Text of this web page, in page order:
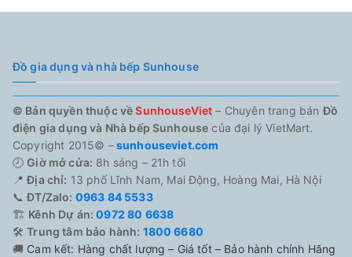
Đồ gia dụng và nhà bếp Sunhouse
© Bản quyền thuộc vềSunhouseViet – Chuyên trang bánĐồ
điện gia dụng và Nhà bếp Sunhouse của đại lý VietMart.
Copyright 2015© –sunhouseviet.com
🕗Giờ mở cửa: 8h sáng – 21h tối
📍Địa chỉ: 13 phố Lĩnh Nam, Mai Động, Hoàng Mai, Hà Nội
📞ĐT/Zalo: 0963 84 5533
🏗️ Kênh Dự án: 0972 80 6638
🛠️Trung tâm bảo hành: 1800 6680
🚚 Cam kết: Hàng chất lượng – Giá tốt – Bảo hành chính Hãng